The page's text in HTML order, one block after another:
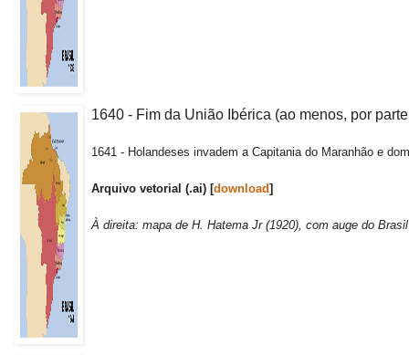
1640 - Fim da União Ibérica (ao menos, por
1641 - Holandeses invadem a Capitania do Maranhão e
Arquivo vetorial (.ai) [download]
À direita: mapa de H. Hatema Jr (1920), com auge do